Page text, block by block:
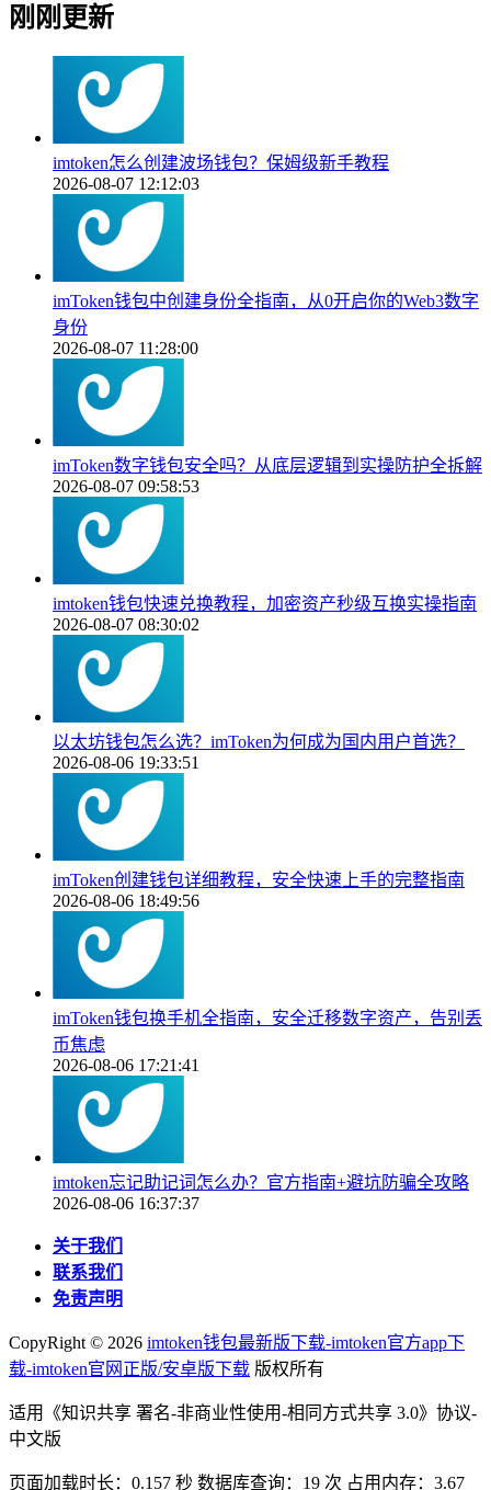
刚刚更新
imtoken怎么创建波场钱包？保姆级新手教程
2026-08-07 12:12:03
imToken钱包中创建身份全指南，从0开启你的Web3数字
身份
2026-08-07 11:28:00
imToken数字钱包安全吗？从底层逻辑到实操防护全拆解
2026-08-07 09:58:53
imtoken钱包快速兑换教程，加密资产秒级互换实操指南
2026-08-07 08:30:02
以太坊钱包怎么选？imToken为何成为国内用户首选？
2026-08-06 19:33:51
imToken创建钱包详细教程，安全快速上手的完整指南
2026-08-06 18:49:56
imToken钱包换手机全指南，安全迁移数字资产，告别丢
币焦虑
2026-08-06 17:21:41
imtoken忘记助记词怎么办？官方指南+避坑防骗全攻略
2026-08-06 16:37:37
关于我们
联系我们
免责声明
CopyRight © 2026 imtoken钱包最新版下载-imtoken官方app下
载-imtoken官网正版/安卓版下载 版权所有
适用《知识共享 署名-非商业性使用-相同方式共享 3.0》协议-
中文版
页面加载时长：0.157 秒 数据库查询：19 次 占用内存：3.67